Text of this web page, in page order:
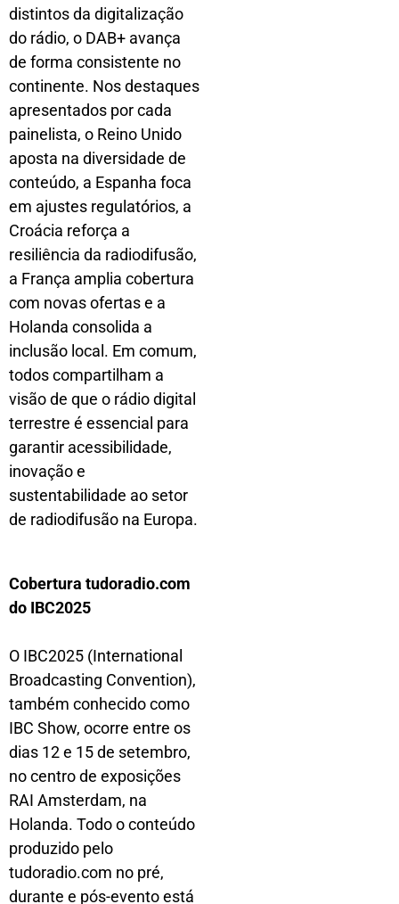
distintos da digitalização
do rádio, o DAB+ avança
de forma consistente no
continente. Nos destaques
apresentados por cada
painelista, o Reino Unido
aposta na diversidade de
conteúdo, a Espanha foca
em ajustes regulatórios, a
Croácia reforça a
resiliência da radiodifusão,
a França amplia cobertura
com novas ofertas e a
Holanda consolida a
inclusão local. Em comum,
todos compartilham a
visão de que o rádio digital
terrestre é essencial para
garantir acessibilidade,
inovação e
sustentabilidade ao setor
de radiodifusão na Europa.
Cobertura tudoradio.com
do IBC2025
O IBC2025 (International
Broadcasting Convention),
também conhecido como
IBC Show, ocorre entre os
dias 12 e 15 de setembro,
no centro de exposições
RAI Amsterdam, na
Holanda. Todo o conteúdo
produzido pelo
tudoradio.com no pré,
durante e pós-evento está